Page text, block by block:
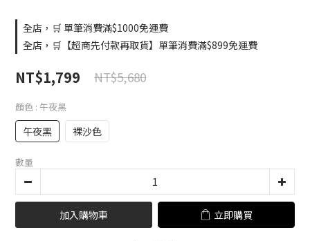
全店，🛒 單筆消費滿$1000免運費
全店，🛒【超商先付款再取貨】單筆消費滿$899免運費
NT$1,799 NT$5,680
顏色 : 午夜黑
午夜黑 裸沙色
數量
加入購物車 立即購買